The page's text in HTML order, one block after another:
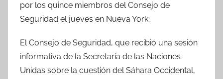
por los quince miembros del Consejo de
Seguridad el jueves en Nueva York.
El Consejo de Seguridad, que recibió una sesión
informativa de la Secretaría de las Naciones
Unidas sobre la cuestión del Sáhara Occidental,